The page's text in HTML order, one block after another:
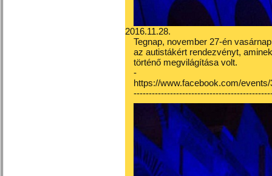
2016.11.28.
Tegnap, november 27-én
az autistákért rendezvényt,
történő megvilágítása volt.
-
https://www.facebook.com/